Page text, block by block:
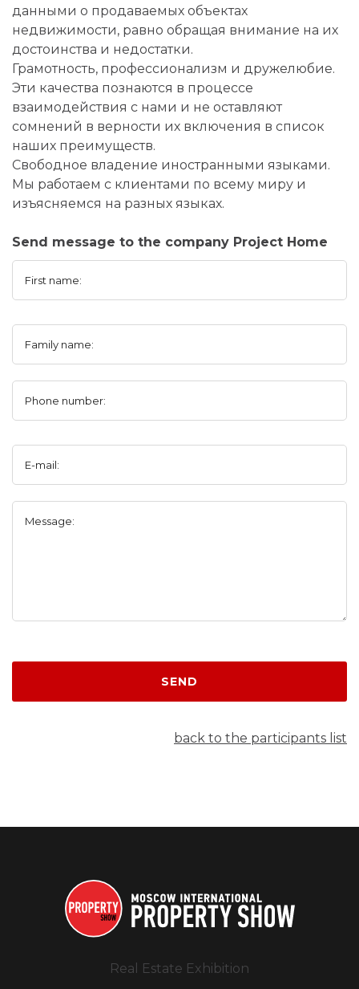
данными о продаваемых объектах
недвижимости, равно обращая внимание на их
достоинства и недостатки.
Грамотность, профессионализм и дружелюбие.
Эти качества познаются в процессе
взаимодействия с нами и не оставляют
сомнений в верности их включения в список
наших преимуществ.
Свободное владение иностранными языками.
Мы работаем с клиентами по всему миру и
изъясняемся на разных языках.
Send message to the company Project Home
First name:
Family name:
Phone number:
E-mail:
Message:
SEND
back to the participants list
Real Estate Exhibition